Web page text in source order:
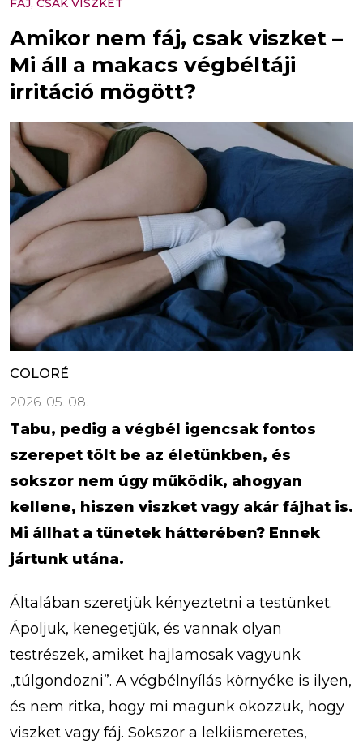
FÁJ, CSAK VISZKET
Amikor nem fáj, csak viszket –
Mi áll a makacs végbéltáji
irritáció mögött?
COLORÉ
2026. 05. 08.
Tabu, pedig a végbél igencsak fontos
szerepet tölt be az életünkben, és
sokszor nem úgy működik, ahogyan
kellene, hiszen viszket vagy akár fájhat is.
Mi állhat a tünetek hátterében? Ennek
jártunk utána.
Általában szeretjük kényeztetni a testünket.
Ápoljuk, kenegetjük, és vannak olyan
testrészek, amiket hajlamosak vagyunk
„túlgondozni”. A végbélnyílás környéke is ilyen,
és nem ritka, hogy mi magunk okozzuk, hogy
viszket vagy fáj. Sokszor a lelkiismeretes,